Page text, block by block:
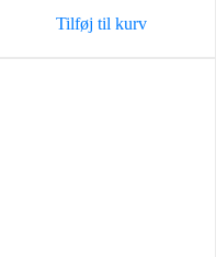
Tilføj til kurv